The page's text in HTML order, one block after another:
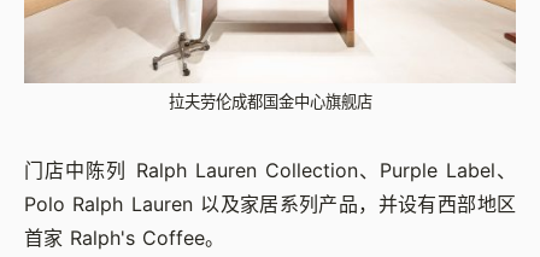
拉夫劳伦成都国金中心旗舰店
门店中陈列 Ralph Lauren Collection、Purple Label、
Polo Ralph Lauren 以及家居系列产品，并设有西部地区
首家 Ralph's Coffee。